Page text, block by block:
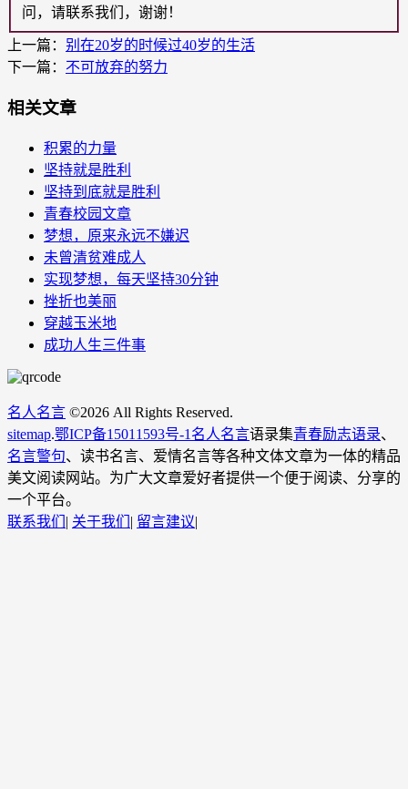
问，请联系我们，谢谢！
上一篇： 别在20岁的时候过40岁的生活
下一篇： 不可放弃的努力
相关文章
积累的力量
坚持就是胜利
坚持到底就是胜利
青春校园文章
梦想，原来永远不嫌迟
未曾清贫难成人
实现梦想，每天坚持30分钟
挫折也美丽
穿越玉米地
成功人生三件事
名人名言 ©2026 All Rights Reserved.
sitemap.鄂ICP备15011593号-1 名人名言语录集青春励志语录、
名言警句、读书名言、爱情名言等各种文体文章为一体的精品
美文阅读网站。为广大文章爱好者提供一个便于阅读、分享的
一个平台。
联系我们 | 关于我们 | 留言建议|